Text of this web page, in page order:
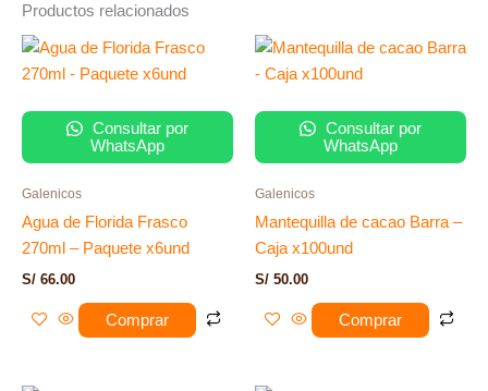
Productos relacionados
Consultar por
WhatsApp
Galenicos
Agua de Florida Frasco
270ml – Paquete x6und
S/ 66.00
Comprar
Consultar por
WhatsApp
Galenicos
Mantequilla de cacao Barra –
Caja x100und
S/ 50.00
Comprar